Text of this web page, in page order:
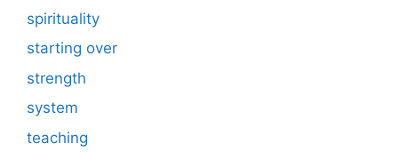
spirituality
starting over
strength
system
teaching